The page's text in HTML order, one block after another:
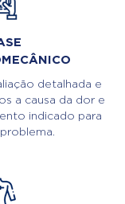
detalhada e
a causa da dor e
indicado para